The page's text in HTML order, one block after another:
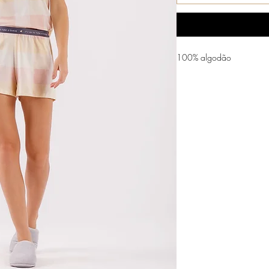
100% algodão